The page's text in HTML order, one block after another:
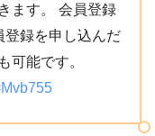
ます。 会員登録
登録を申し込んだ
可能です。